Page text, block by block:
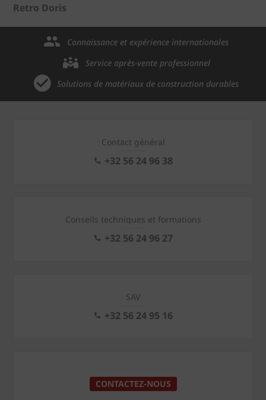
Retro Doris
Connaissance et expérience internationales
Service après-vente professionnel
Solutions de matériaux de construction durables
Contact général
+32 56 24 96 38
Conseils techniques et formations
+32 56 24 96 27
SAV
+32 56 24 95 16
CONTACTEZ-NOUS